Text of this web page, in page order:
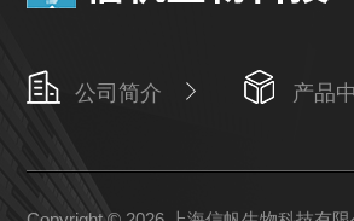
公司简介 产品